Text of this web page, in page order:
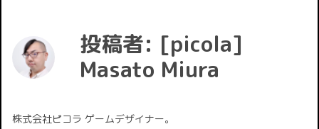
投稿者: [picola]
Masato Miura
株式会社ピコラ ゲームデザイナー。